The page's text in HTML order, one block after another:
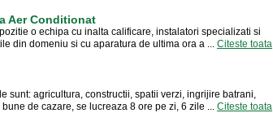
Aer Conditionat
o echipa cu inalta calificare, instalatori specializati si
din domeniu si cu aparatura de ultima ora a ... Citeste toata
sunt: agricultura, constructii, spatii verzi, ingrijire batrani,
de cazare, se lucreaza 8 ore pe zi, 6 zile ... Citeste toata